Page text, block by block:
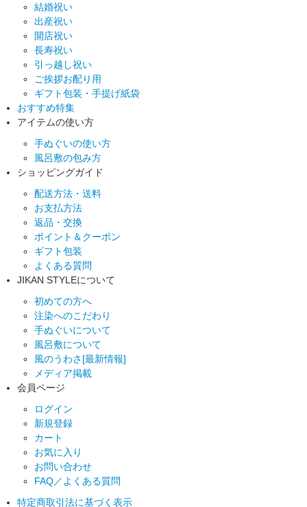
結婚祝い
出産祝い
開店祝い
長寿祝い
引っ越し祝い
ご挨拶お配り用
ギフト包装・手提げ紙袋
おすすめ特集
アイテムの使い方
手ぬぐいの使い方
風呂敷の包み方
ショッピングガイド
配送方法・送料
お支払方法
返品・交換
ポイント＆クーポン
ギフト包装
よくある質問
JIKAN STYLEについて
初めての方へ
注染へのこだわり
手ぬぐいについて
風呂敷について
風のうわさ[最新情報]
メディア掲載
会員ページ
ログイン
新規登録
カート
お気に入り
お問い合わせ
FAQ／よくある質問
特定商取引法に基づく表示